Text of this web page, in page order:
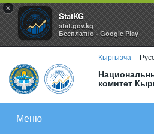
×
StatKG
stat.gov.kg
Бесплатно - Google Play
Кыргызча
комитет
Меню